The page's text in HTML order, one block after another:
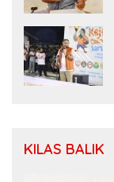
KILAS BALIK